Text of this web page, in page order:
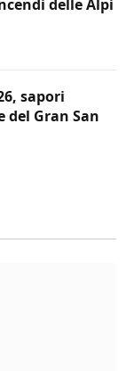
delle Alpi
sapori
del Gran San